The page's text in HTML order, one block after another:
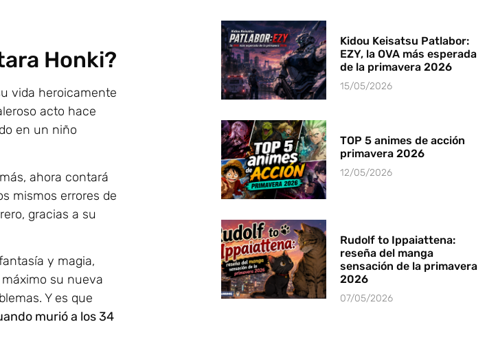
Honki?
vida heroicamente
acto hace
en un niño
ahora contará
mismos errores de
gracias a su
y magia,
su nueva
Y es que
murió a los 34
Kidou Keisatsu Patlabor:
EZY, la OVA más esperada
de la primavera 2026
15/05/2026
TOP 5 animes de acción
primavera 2026
12/05/2026
Rudolf to Ippaiattena:
reseña del manga
sensación de la primavera
2026
07/05/2026